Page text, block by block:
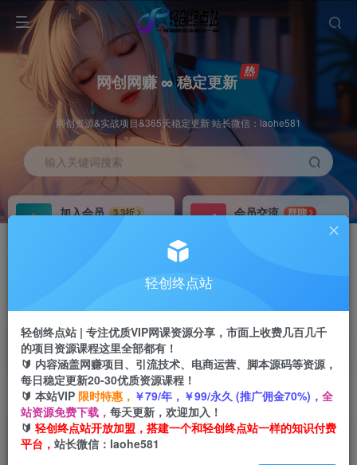
网创网赚 ∞ 稳定更新
网创资源&实战项目&365天稳定更新 站长微信：laohe581
输入关键词搜索
加入会员
3.3折
会员交流
群聊
首页 创业课程 会员专属 正文
（8032期）最新AI头条暴力掘金，3天必起号，亲
测100%不违规，复制粘贴月入6000＋
轻创终点站
轻创终点站 | 专注优质VIP网课资源分享，市面上收费几百几千
的项目资源课程这里全部都有！
🔰 内容涵盖网赚项目、引流技术、电商运营、脚本源码等资源，
每日稳定更新20-30优质资源课程！
🔰 本站VIP 限时特惠， ￥79/年，￥99/永久 (推广佣金70%)， 全
站资源免费下载， 每天更新，欢迎加入！
🔰 轻创终点站开放加盟，搭建一个和轻创终点站一样的知识付费
平台， 站长微信：laohe581